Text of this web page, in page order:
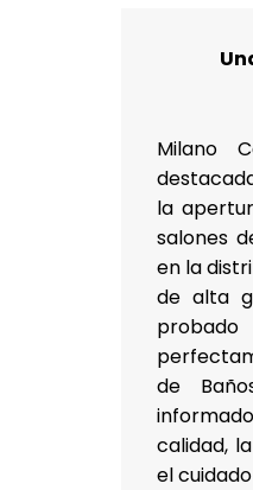
Milano
la
salones
en la
de alta
de
calidad,
el